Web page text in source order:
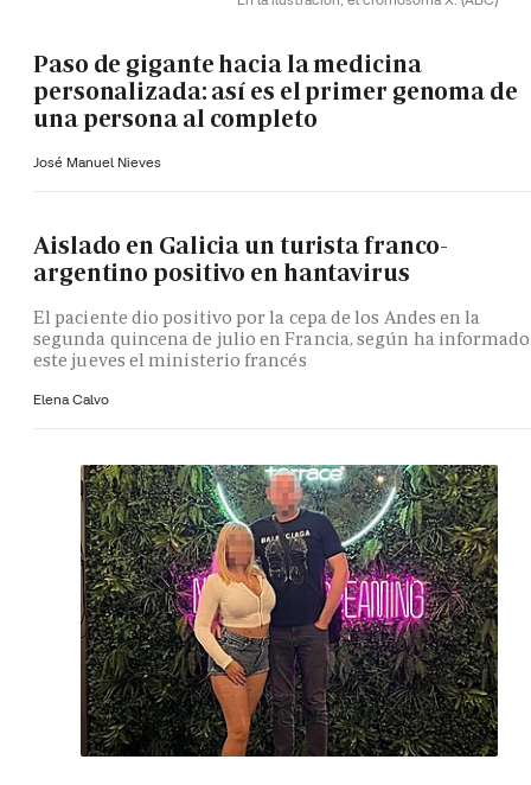
Paso de gigante hacia la medicina
personalizada: así es el primer genoma de
una persona al completo
José Manuel Nieves
Aislado en Galicia un turista franco-
argentino positivo en hantavirus
El paciente dio positivo por la cepa de los Andes en la
segunda quincena de julio en Francia, según ha informado
este jueves el ministerio francés
Elena Calvo